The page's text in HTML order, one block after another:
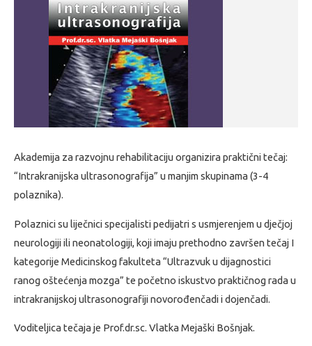
Akademija za razvojnu rehabilitaciju organizira praktični tečaj:
“Intrakranijska ultrasonografija” u manjim skupinama (3-4
polaznika).
Polaznici su liječnici specijalisti pedijatri s usmjerenjem u dječjoj
neurologiji ili neonatologiji, koji imaju prethodno završen tečaj I
kategorije Medicinskog fakulteta “Ultrazvuk u dijagnostici
ranog oštećenja mozga” te početno iskustvo praktičnog rada u
intrakranijskoj ultrasonografiji novorođenčadi i dojenčadi.
Voditeljica tečaja je Prof.dr.sc. Vlatka Mejaški Bošnjak.